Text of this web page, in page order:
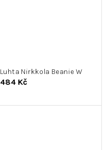
Luhta Nirkkola Beanie W
484 Kč